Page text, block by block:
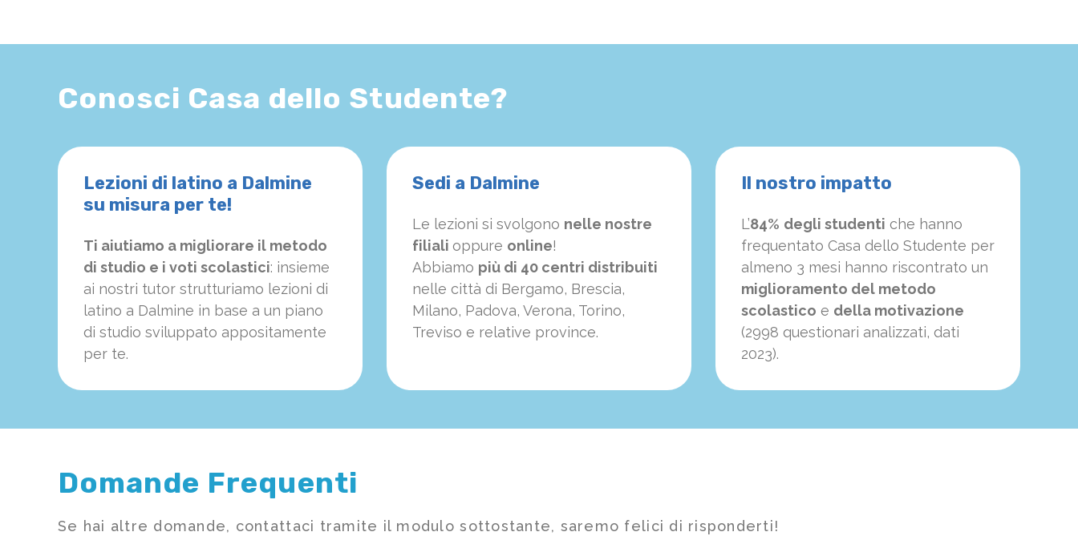
Conosci Casa dello Studente?
Lezioni di latino a Dalmine
su misura per te!
Ti aiutiamo a migliorare il metodo
di studio e i voti scolastici: insieme
ai nostri tutor strutturiamo lezioni di
latino a Dalmine in base a un piano
di studio sviluppato appositamente
per te.
Sedi a Dalmine
Le lezioni si svolgono nelle nostre
filiali oppure online!
Abbiamo più di 40 centri distribuiti
nelle città di Bergamo, Brescia,
Milano, Padova, Verona, Torino,
Treviso e relative province.
Il nostro impatto
L’84% degli studenti che hanno
frequentato Casa dello Studente per
almeno 3 mesi hanno riscontrato un
miglioramento del metodo
scolastico e della motivazione
(2998 questionari analizzati, dati
2023).
Domande Frequenti
Se hai altre domande, contattaci tramite il modulo sottostante, saremo felici di risponderti!